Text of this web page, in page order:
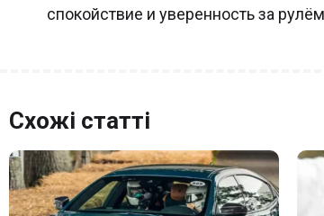
спокойствие и уверенность за
Схожі статті